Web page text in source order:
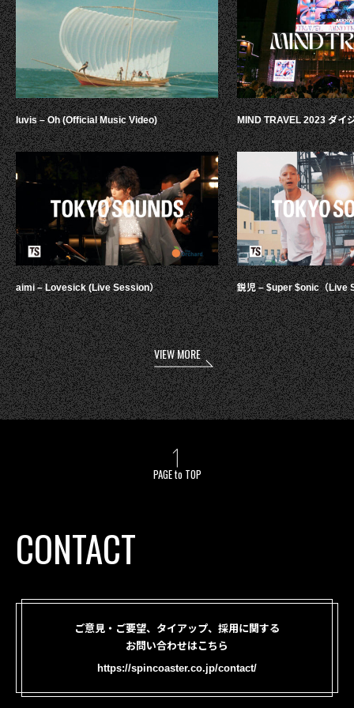
luvis – Oh (Official Music Video)
aimi – Lovesick (Live Session）
MIND TRAVEL 2023 ダイ
鋭児 – $uper $onic（Live
VIEW MORE
PAGE to TOP
CONTACT
ご意見・ご要望、タイアップ、採用に関する
お問い合わせはこちら
https://spincoaster.co.jp/contact/